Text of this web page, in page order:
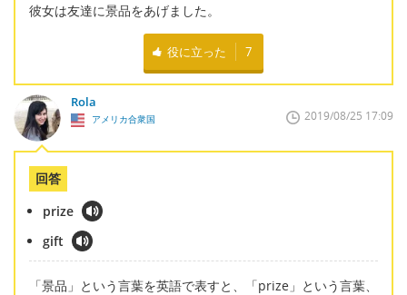
彼女は友達に景品をあげました。
役に立った 7
Rola
アメリカ合衆国 2019/08/25 17:09
回答
prize
gift
「景品」という言葉を英語で表すと、「prize」という言葉、